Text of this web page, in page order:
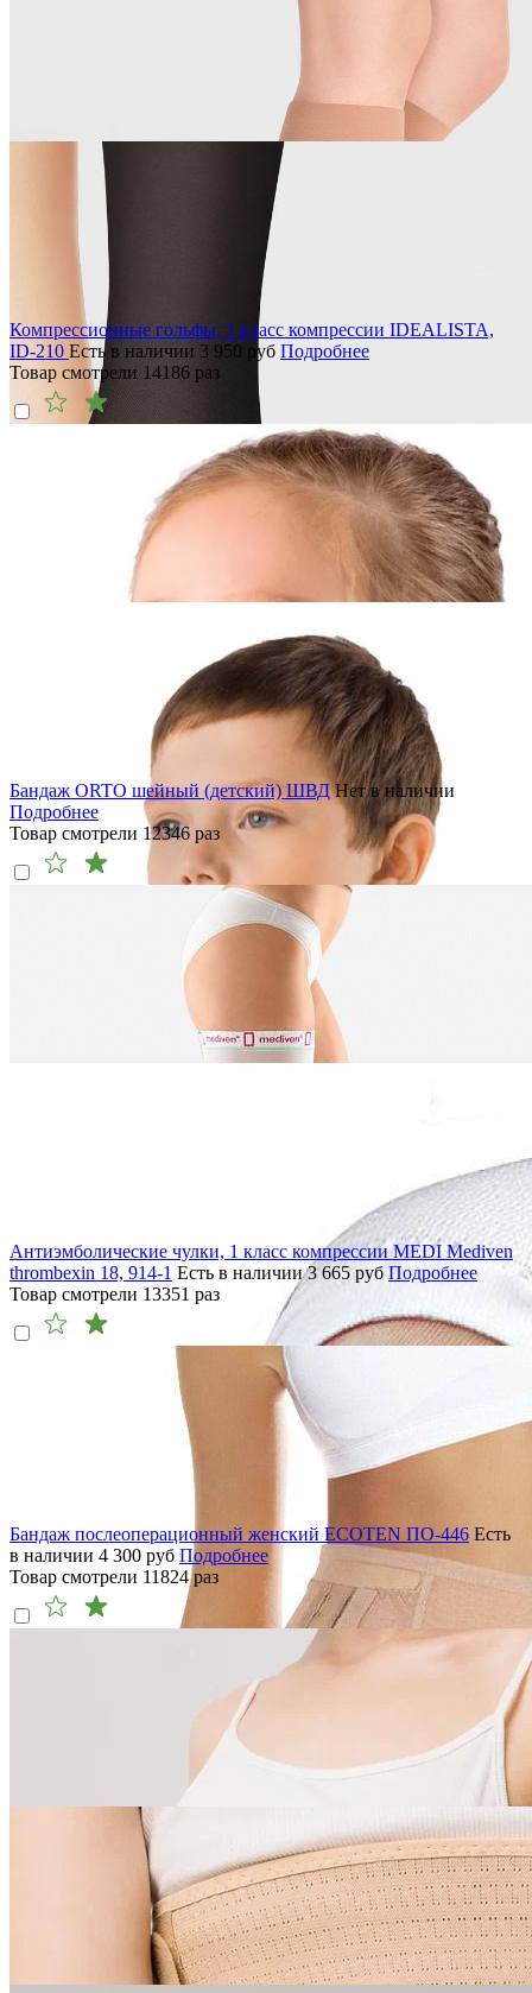
Компрессионные гольфы, 1 класс компрессии IDEALISTA,
ID-210 Есть в наличии 3 950 руб Подробнее
Товар смотрели 14186 раз
Бандаж ORTO шейный (детский) ШВД Нет в наличии
Подробнее
Товар смотрели 12346 раз
Антиэмболические чулки, 1 класс компрессии MEDI Mediven
thrombexin 18, 914-1 Есть в наличии 3 665 руб Подробнее
Товар смотрели 13351 раз
Бандаж послеоперационный женский ECOTEN ПО-446 Есть
в наличии 4 300 руб Подробнее
Товар смотрели 11824раз